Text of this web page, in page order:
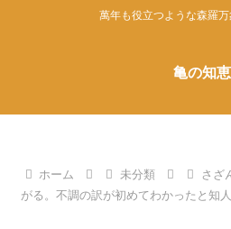
萬年も役立つような森羅
亀の知恵
ホーム 未分類
さざ
がる。不調の訳が初めてわかったと知